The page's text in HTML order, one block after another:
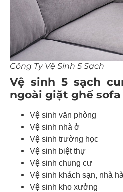
Công Ty Vệ Sinh 5 Sạch
Vệ sinh 5 sạch
ngoài giặt ghế sofa
Vệ sinh văn phòng
Vệ sinh nhà ở
Vệ sinh trường học
Vệ sinh biệt thự
Vệ sinh chung cư
Vệ sinh khách sạn, nhà
Vệ sinh kho xưởng